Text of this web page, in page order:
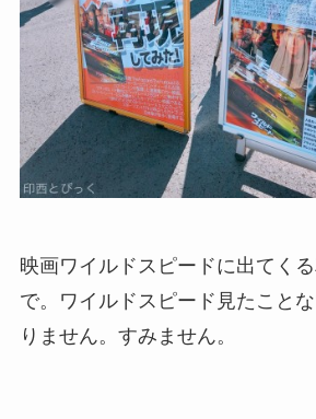
映画ワイルドスピードに出てく
で。ワイルドスピード見たこと
りません。すみません。